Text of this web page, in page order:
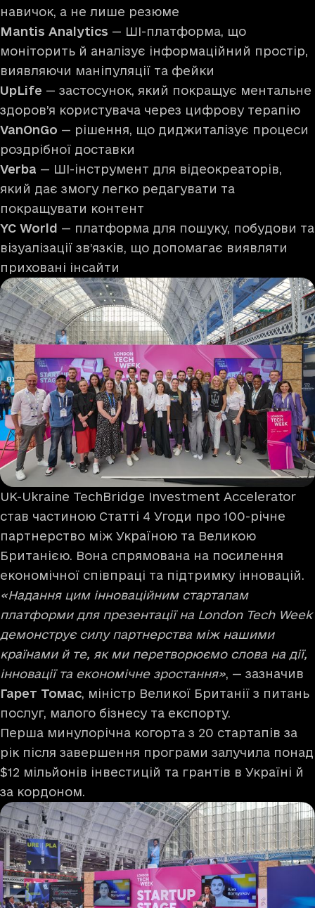
навичок, а не лише резюме
Mantis Analytics — ШІ-платформа, що
моніторить й аналізує інформаційний простір,
виявляючи маніпуляції та фейки
UpLife — застосунок, який покращує ментальне
здоров’я користувача через цифрову терапію
VanOnGo — рішення, що диджиталізує процеси
роздрібної доставки
Verba — ШІ-інструмент для відеокреаторів,
який дає змогу легко редагувати та
покращувати контент
YC World — платформа для пошуку, побудови та
візуалізації зв’язків, що допомагає виявляти
приховані інсайти
UK-Ukraine TechBridge Investment Accelerator
став частиною Статті 4 Угоди про 100-річне
партнерство між Україною та Великою
Британією. Вона спрямована на посилення
економічної співпраці та підтримку інновацій.
«Надання цим інноваційним стартапам
платформи для презентації на London Tech Week
демонструє силу партнерства між нашими
країнами й те, як ми перетворюємо слова на дії,
інновації та економічне зростання», — зазначив
Гарет Томас, міністр Великої Британії з питань
послуг, малого бізнесу та експорту.
Перша минулорічна когорта з 20 стартапів за
рік після завершення програми залучила понад
$12 мільйонів інвестицій та грантів в Україні й
за кордоном.